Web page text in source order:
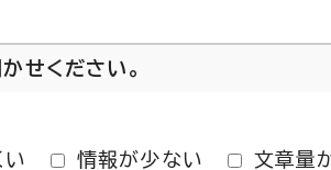
せください。
い 情報が少ない
文章量